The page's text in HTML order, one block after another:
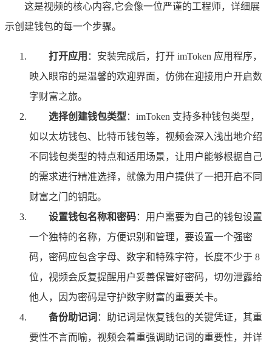
这是视频的核心内容,它会像一位严谨的工程师，详细展
示创建钱包的每一个步骤。
打开应用 ：安装完成后，打开 imToken 应用程序，
映入眼帘的是温馨的欢迎界面，仿佛在迎接用户开启数
字财富之旅。
选择创建钱包类型 ：imToken 支持多种钱包类型，
如以太坊钱包、比特币钱包等，视频会深入浅出地介绍
不同钱包类型的特点和适用场景，让用户能够根据自己
的需求进行精准选择，就像为用户提供了一把开启不同
财富之门的钥匙。
设置钱包名称和密码：用户需要为自己的钱包设置
一个独特的名称，方便识别和管理，要设置一个强密
码，密码应包含字母、数字和特殊字符，长度不少于 8
位，视频会反复提醒用户妥善保管好密码，切勿泄露给
他人，因为密码是守护数字财富的重要关卡。
备份助记词 ：助记词是恢复钱包的关键凭证，其重
要性不言而喻，视频会着重强调助记词的重要性，并详